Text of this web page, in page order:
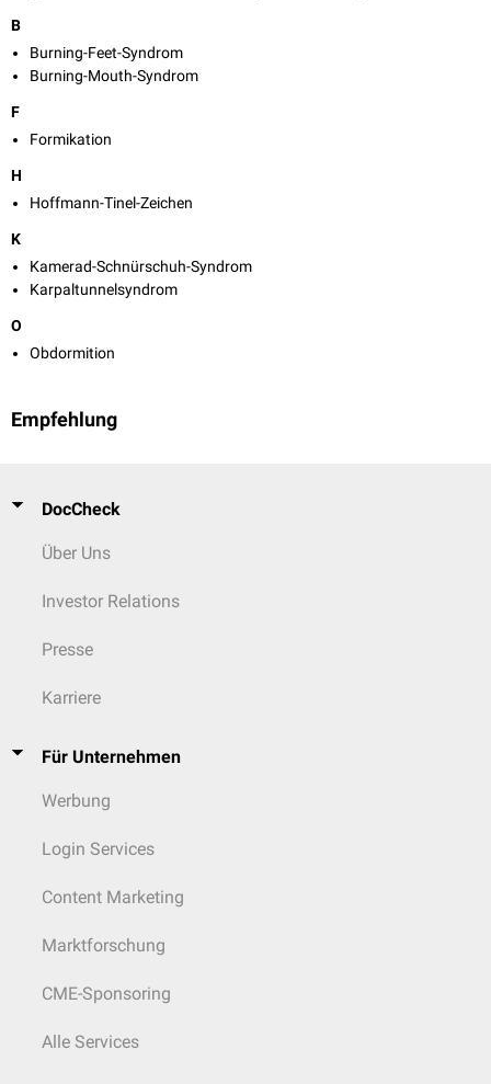
B
Burning-Feet-Syndrom
Burning-Mouth-Syndrom
F
Formikation
H
Hoffmann-Tinel-Zeichen
K
Kamerad-Schnürschuh-Syndrom
Karpaltunnelsyndrom
O
Obdormition
Empfehlung
DocCheck
Über Uns
Investor Relations
Presse
Karriere
Für Unternehmen
Werbung
Login Services
Content Marketing
Marktforschung
CME-Sponsoring
Alle Services